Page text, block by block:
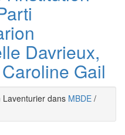
Davrieux,
Gail
dans MBDE /